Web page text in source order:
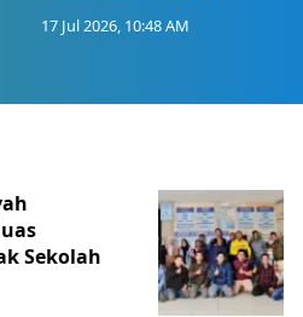
17 Jul 2026, 10:48 AM
Sekolah